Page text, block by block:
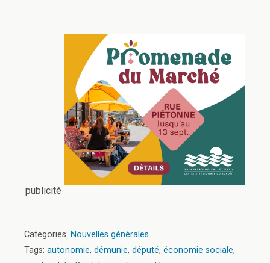
publicité
Categories: Nouvelles générales
Tags: autonomie, démunie, député, économie sociale,